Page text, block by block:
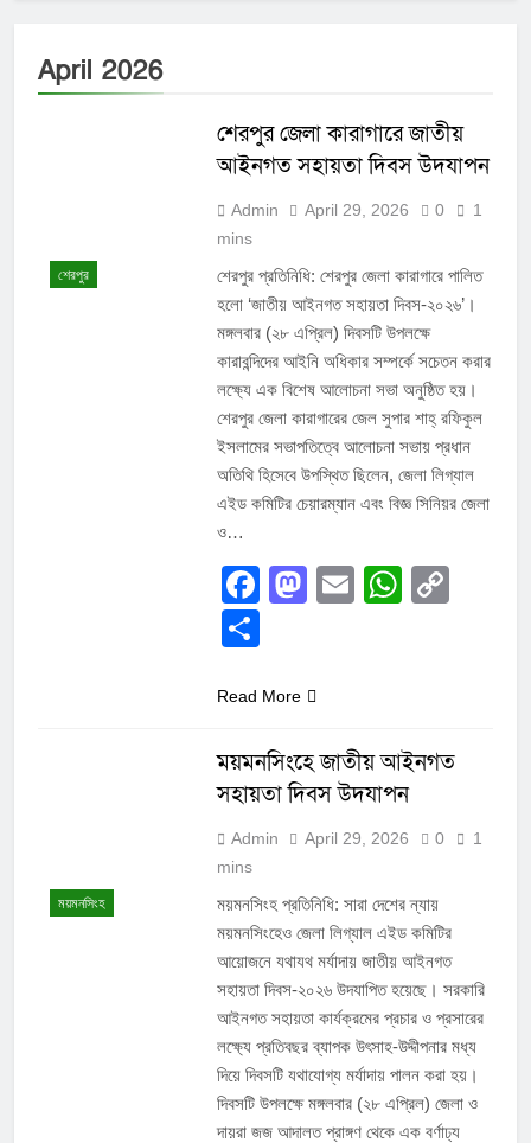
April 2026
শেরপুর
শেরপুর জেলা কারাগারে জাতীয়
আইনগত সহায়তা দিবস উদযাপন
Admin April 29, 2026 0
1
mins
শেরপুর প্রতিনিধি: শেরপুর জেলা কারাগারে পালিত
হলো ‘জাতীয় আইনগত সহায়তা দিবস-২০২৬’।
মঙ্গলবার (২৮ এপ্রিল) দিবসটি উপলক্ষে
কারাবন্দিদের আইনি অধিকার সম্পর্কে সচেতন করার
লক্ষ্যে এক বিশেষ আলোচনা সভা অনুষ্ঠিত হয়।
শেরপুর জেলা কারাগারের জেল সুপার শাহ্ রফিকুল
ইসলামের সভাপতিত্বে আলোচনা সভায় প্রধান
অতিথি হিসেবে উপস্থিত ছিলেন, জেলা লিগ্যাল
এইড কমিটির চেয়ারম্যান এবং বিজ্ঞ সিনিয়র জেলা
ও…
Facebook
Mastodon
Email
Read More
ময়মনসিংহ
ময়মনসিংহে জাতীয় আইনগত
সহায়তা দিবস উদযাপন
Admin April 29, 2026 0
1
mins
ময়মনসিংহ প্রতিনিধি: সারা দেশের ন্যায়
ময়মনসিংহেও জেলা লিগ্যাল এইড কমিটির
আয়োজনে যথাযথ মর্যাদায় জাতীয় আইনগত
সহায়তা দিবস-২০২৬ উদযাপিত হয়েছে। সরকারি
আইনগত সহায়তা কার্যক্রমের প্রচার ও প্রসারের
লক্ষ্যে প্রতিবছর ব্যাপক উৎসাহ-উদ্দীপনার মধ্য
দিয়ে দিবসটি যথাযোগ্য মর্যাদায় পালন করা হয়।
দিবসটি উপলক্ষে মঙ্গলবার (২৮ এপ্রিল) জেলা ও
দায়রা জজ আদালত প্রাঙ্গণ থেকে এক বর্ণাঢ্য